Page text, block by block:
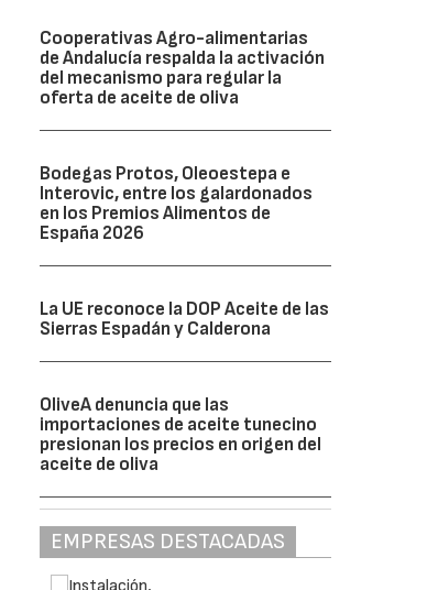
Cooperativas Agro-alimentarias
de Andalucía respalda la activación
del mecanismo para regular la
oferta de aceite de oliva
Bodegas Protos, Oleoestepa e
Interovic, entre los galardonados
en los Premios Alimentos de
España 2026
La UE reconoce la DOP Aceite de las
Sierras Espadán y Calderona
OliveA denuncia que las
importaciones de aceite tunecino
presionan los precios en origen del
aceite de oliva
EMPRESAS DESTACADAS